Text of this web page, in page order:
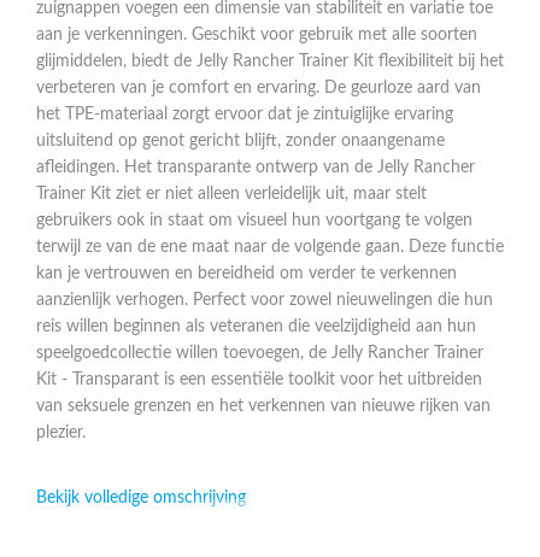
zuignappen voegen een dimensie van stabiliteit en variatie toe
aan je verkenningen. Geschikt voor gebruik met alle soorten
glijmiddelen, biedt de Jelly Rancher Trainer Kit flexibiliteit bij het
verbeteren van je comfort en ervaring. De geurloze aard van
het TPE-materiaal zorgt ervoor dat je zintuiglijke ervaring
uitsluitend op genot gericht blijft, zonder onaangename
afleidingen. Het transparante ontwerp van de Jelly Rancher
Trainer Kit ziet er niet alleen verleidelijk uit, maar stelt
gebruikers ook in staat om visueel hun voortgang te volgen
terwijl ze van de ene maat naar de volgende gaan. Deze functie
kan je vertrouwen en bereidheid om verder te verkennen
aanzienlijk verhogen. Perfect voor zowel nieuwelingen die hun
reis willen beginnen als veteranen die veelzijdigheid aan hun
speelgoedcollectie willen toevoegen, de Jelly Rancher Trainer
Kit - Transparant is een essentiële toolkit voor het uitbreiden
van seksuele grenzen en het verkennen van nieuwe rijken van
plezier.
Bekijk volledige omschrijving